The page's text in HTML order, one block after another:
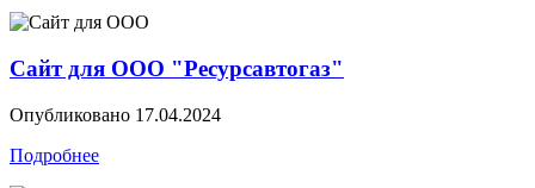
Сайт для ООО "Ресурсавтогаз"
Опубликовано 17.04.2024
Подробнее